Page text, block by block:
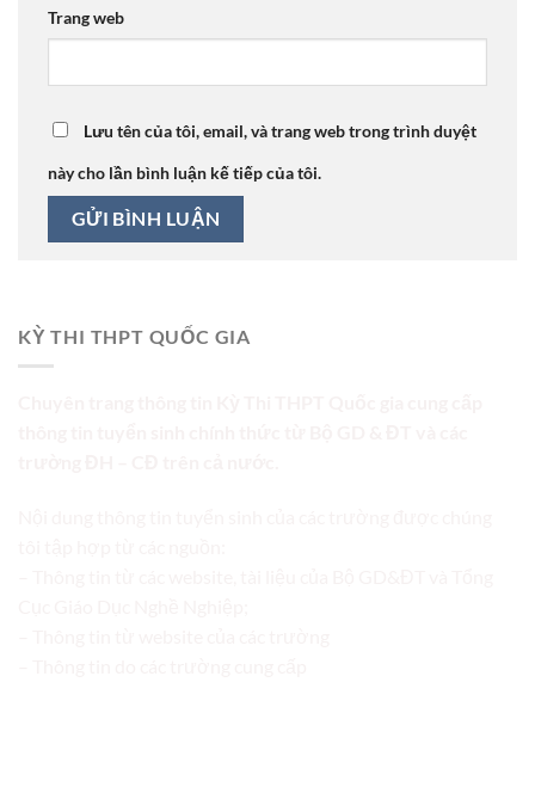
Trang web
Lưu tên của tôi, email, và trang web trong trình duyệt
này cho lần bình luận kế tiếp của tôi.
KỲ THI THPT QUỐC GIA